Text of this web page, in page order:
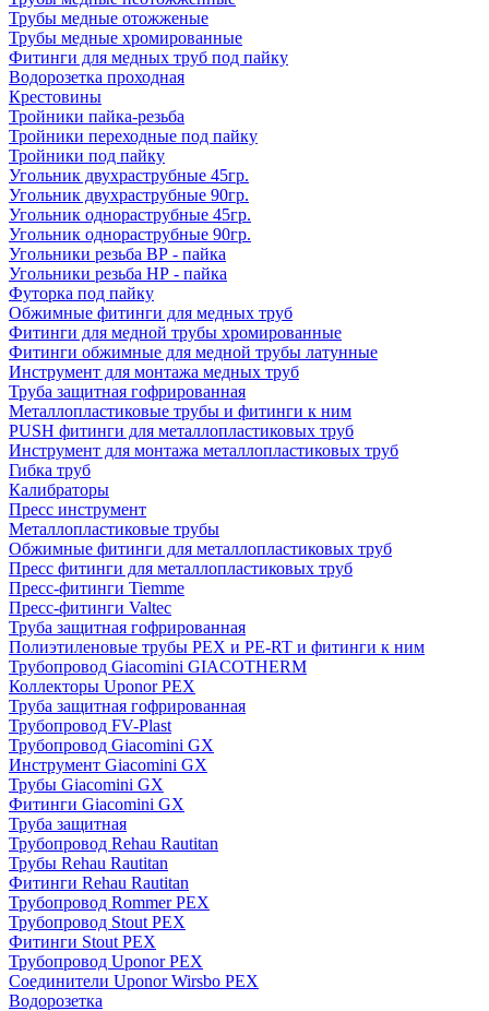
Трубы медные отожженые
Трубы медные хромированные
Фитинги для медных труб под пайку
Водорозетка проходная
Крестовины
Тройники пайка-резьба
Тройники переходные под пайку
Тройники под пайку
Угольник двухраструбные 45гр.
Угольник двухраструбные 90гр.
Угольник однораструбные 45гр.
Угольник однораструбные 90гр.
Угольники резьба ВР - пайка
Угольники резьба НР - пайка
Футорка под пайку
Обжимные фитинги для медных труб
Фитинги для медной трубы хромированные
Фитинги обжимные для медной трубы латунные
Инструмент для монтажа медных труб
Труба защитная гофрированная
Металлопластиковые трубы и фитинги к ним
PUSH фитинги для металлопластиковых труб
Инструмент для монтажа металлопластиковых труб
Гибка труб
Калибраторы
Пресс инструмент
Металлопластиковые трубы
Обжимные фитинги для металлопластиковых труб
Пресс фитинги для металлопластиковых труб
Пресс-фитинги Tiemme
Пресс-фитинги Valtec
Труба защитная гофрированная
Полиэтиленовые трубы PEX и PE-RT и фитинги к ним
Трубопровод Giacomini GIACOTHERM
Коллекторы Uponor PEX
Труба защитная гофрированная
Трубопровод FV-Plast
Трубопровод Giacomini GX
Инструмент Giacomini GX
Трубы Giacomini GX
Фитинги Giacomini GX
Труба защитная
Трубопровод Rehau Rautitan
Трубы Rehau Rautitan
Фитинги Rehau Rautitan
Трубопровод Rommer PEX
Трубопровод Stout PEX
Фитинги Stout PEX
Трубопровод Uponor PEX
Соединители Uponor Wirsbo PEX
Водорозетка